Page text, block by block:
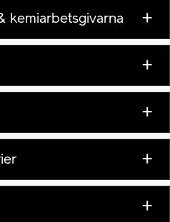
kemiarbetsgivarna